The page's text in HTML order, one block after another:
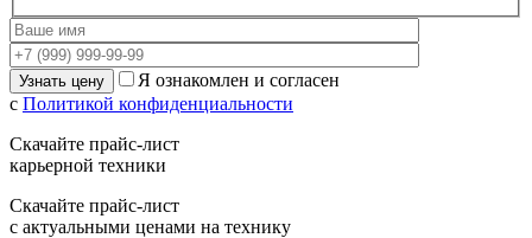
Я ознакомлен и согласен
с Политикой конфиденциальности
Скачайте прайс-лист
карьерной техники
Скачайте прайс-лист
с актуальными ценами на технику